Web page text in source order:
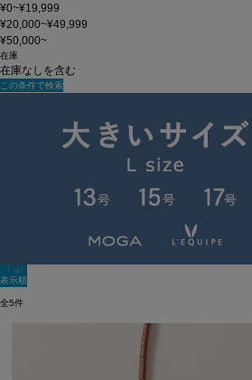
¥0~¥19,999
¥20,000~¥49,999
¥50,000~
在庫
在庫なしを含む
この条件で検索
表示順
全5件